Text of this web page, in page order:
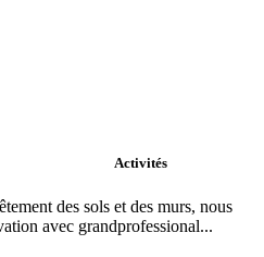
Activités
des sols et des murs, nous
avec grandprofessional...